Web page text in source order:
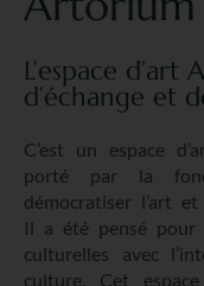
L’espace
d’échange et
C’est un espace
porté par la
démocratiser l’art
Il a été pensé pour
culturelles avec
culture. Cet